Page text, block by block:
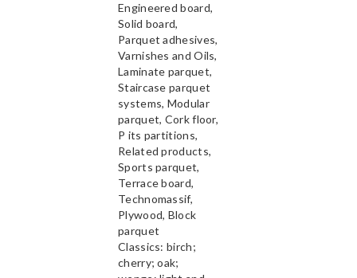
Engineered board,
Solid board,
Parquet adhesives,
Varnishes and Oils,
Laminate parquet,
Staircase parquet
systems, Modular
parquet, Cork floor,
P its partitions,
Related products,
Sports parquet,
Terrace board,
Technomassif,
Plywood, Block
parquet
Classics: birch;
cherry; oak;